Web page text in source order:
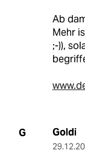
Ab
Mehr
;-)),
G Goldi